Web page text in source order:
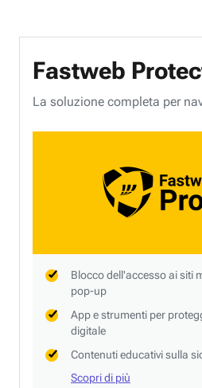
Fastweb
La soluzione completa per
Blocco dell'accesso ai siti
pop-up
App e strumenti per
digitale
Contenuti educativi sulla
Scopri di più